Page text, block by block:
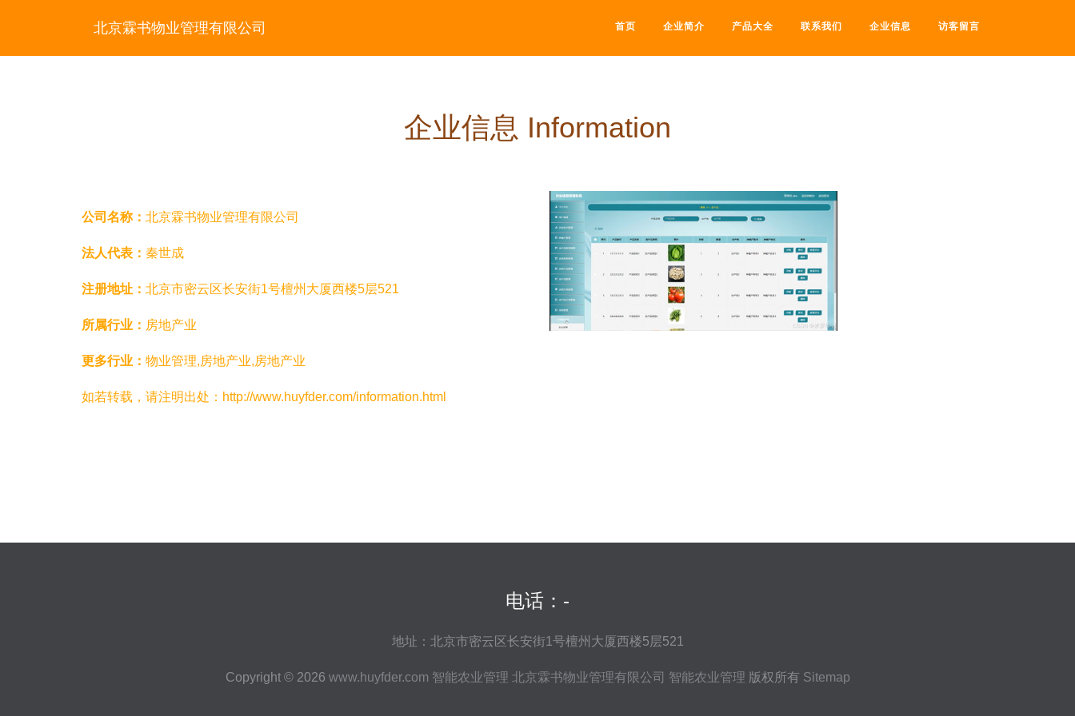
北京霖书物业管理有限公司 首页 企业简介 产品大全 联系我们 企业信息 访客留言
企业信息 Information
公司名称： 北京霖书物业管理有限公司
法人代表： 秦世成
注册地址： 北京市密云区长安街1号檀州大厦西楼5层521
所属行业： 房地产业
更多行业： 物业管理,房地产业,房地产业
如若转载，请注明出处：http://www.huyfder.com/information.html
电话：-
地址：北京市密云区长安街1号檀州大厦西楼5层521
Copyright © 2026 www.huyfder.com 智能农业管理 北京霖书物业管理有限公司 智能农业管理 版权所有 Sitemap